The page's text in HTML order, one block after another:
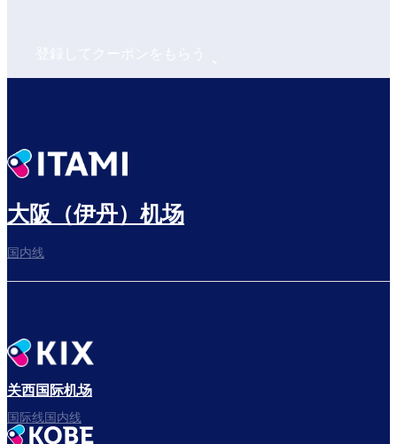
大阪（伊丹）机场
国内线
关西国际机场
国际线国内线